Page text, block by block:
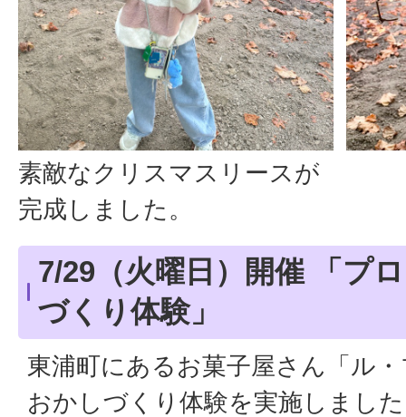
素敵なクリスマスリースが
完成しました。
7/29（火曜日）開催 「プ
づくり体験」
東浦町にあるお菓子屋さん「ル
おかしづくり体験を実施しまし